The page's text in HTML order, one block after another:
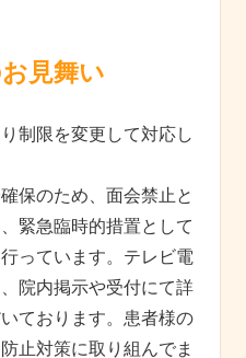
見舞い
制限を変更して対応し
保のため、面会禁止と
緊急臨時的措置として
っています。テレビ電
院内掲示や受付にて詳
ております。患者様の
止対策に取り組んでま